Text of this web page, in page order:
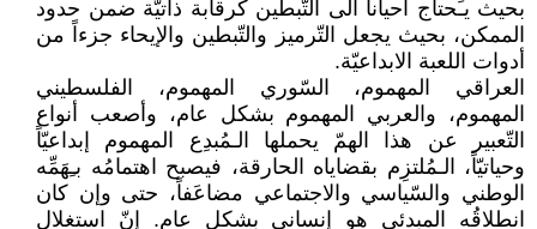
بحيث يـَحتاج أحيانا الى التّبطين كرقابة ذاتيّة ضمن حدود
الممكن، بحيث يجعل التّرميز والتّبطين والإيحاء جزءاً من
أدوات اللعبة الابداعيّة.
العراقي المهموم، السّوري المهموم، الفلسطيني
المهموم، والعربي المهموم بشكل عام، وأصعب أنواع
التّعبير عن هذا الهمّ يحملها الـمُبدِع المهموم إبداعيّاً
وحياتيّاً، الـمُلتزِم بقضاياه الحارقة، فيصبح اهتمامُه بـِهَمِّه
الوطني والسّياسي والاجتماعي مضاعَفاً، حتى وإن كان
انطلاقُه المبدئي هو إنساني بشكل عام. إنّ استغلال